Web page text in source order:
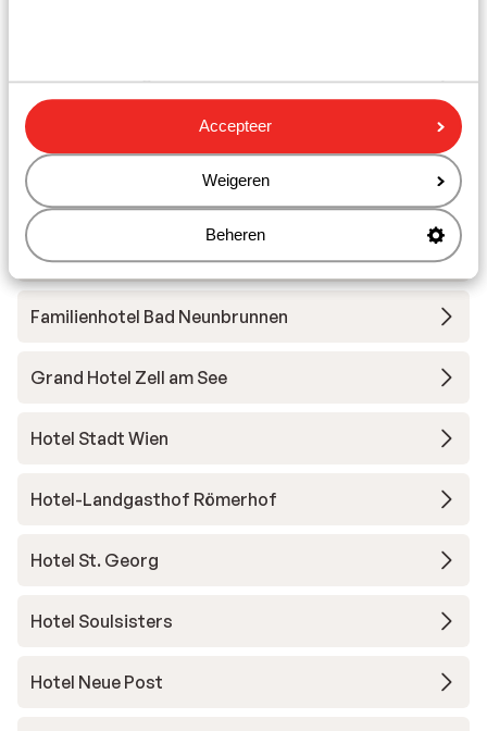
Accepteer
Weigeren
Beheren
Hotel Tirolerhof
Hotel Ponyhof
Familienhotel Bad Neunbrunnen
Grand Hotel Zell am See
Hotel Stadt Wien
Hotel-Landgasthof Römerhof
Hotel St. Georg
Hotel Soulsisters
Hotel Neue Post